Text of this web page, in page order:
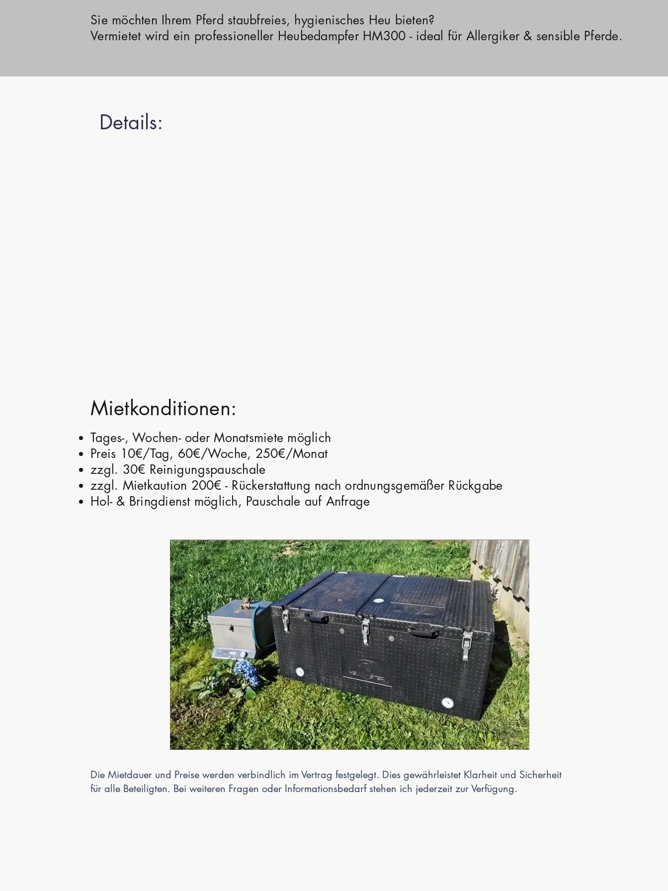
Sie möchten Ihrem Pferd staubfreies, hygienisches Heu bieten?
Vermietet wird ein professioneller Heubedampfer HM300 - ideal für Allergiker & sensible Pferde.
Details:
Mietkonditionen:
Tages-, Wochen- oder Monatsmiete möglich
Preis 10€/Tag, 60€/Woche, 250€/Monat
zzgl. 30€ Reinigungspauschale
zzgl. Mietkaution 200€ - Rückerstattung nach ordnungsgemäßer Rückgabe
Hol- & Bringdienst möglich, Pauschale auf Anfrage
Die Mietdauer und Preise werden verbindlich im Vertrag festgelegt. Dies gewährleistet Klarheit und Sicherheit
für alle Beteiligten. Bei weiteren Fragen oder Informationsbedarf stehen ich jederzeit zur Verfügung.